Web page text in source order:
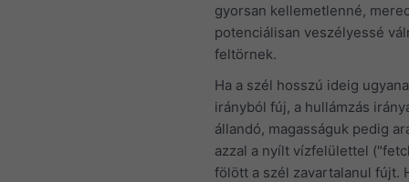
gyorsan kellemetlenné,
potenciálisan veszélyessé
feltörnek.
Ha a szél hosszú ideig
irányból fúj, a hullámzás
állandó, magasságuk pedig
azzal a nyílt vízfelülettel
fölött a szél zavartalanul fújt.